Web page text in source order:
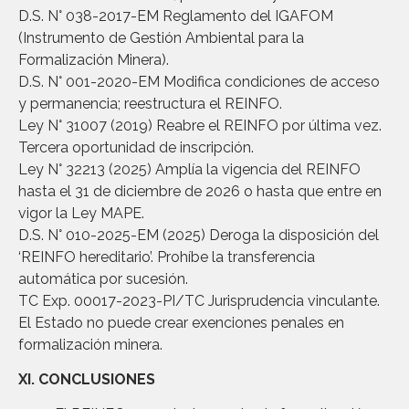
D.S. N° 038-2017-EM Reglamento del IGAFOM
(Instrumento de Gestión Ambiental para la
Formalización Minera).
D.S. N° 001-2020-EM Modifica condiciones de acceso
y permanencia; reestructura el REINFO.
Ley N° 31007 (2019) Reabre el REINFO por última vez.
Tercera oportunidad de inscripción.
Ley N° 32213 (2025) Amplía la vigencia del REINFO
hasta el 31 de diciembre de 2026 o hasta que entre en
vigor la Ley MAPE.
D.S. N° 010-2025-EM (2025) Deroga la disposición del
‘REINFO hereditario’. Prohíbe la transferencia
automática por sucesión.
TC Exp. 00017-2023-PI/TC Jurisprudencia vinculante.
El Estado no puede crear exenciones penales en
formalización minera.
XI. CONCLUSIONES